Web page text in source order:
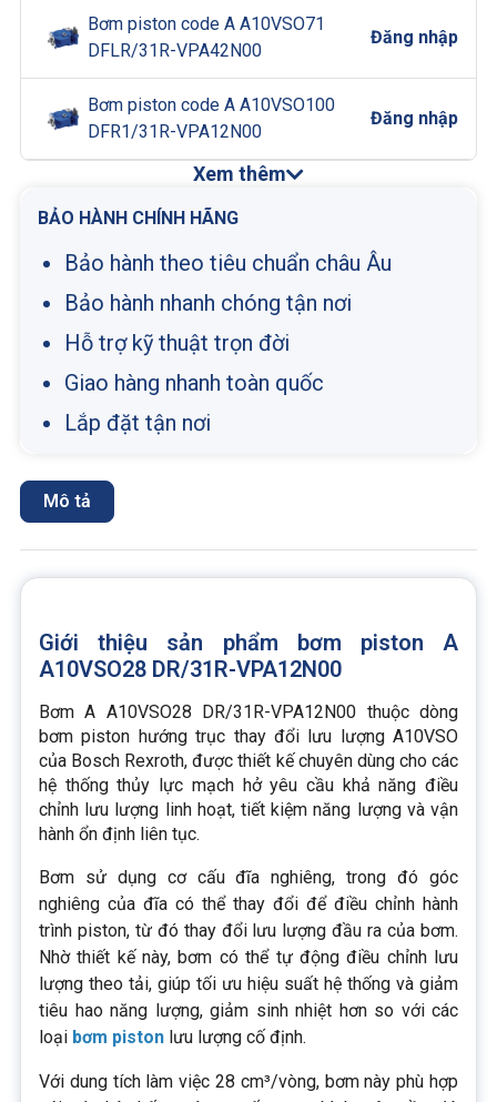
Bơm piston code A A10VSO71
DFLR/31R-VPA42N00
Đăng nhập
Bơm piston code A A10VSO100
DFR1/31R-VPA12N00
Đăng nhập
Xem thêm
BẢO HÀNH CHÍNH HÃNG
Bảo hành theo tiêu chuẩn châu Âu
Bảo hành nhanh chóng tận nơi
Hỗ trợ kỹ thuật trọn đời
Giao hàng nhanh toàn quốc
Lắp đặt tận nơi
Mô tả
Giới thiệu sản phẩm bơm piston A
A10VSO28 DR/31R-VPA12N00
Bơm A A10VSO28 DR/31R-VPA12N00 thuộc dòng
bơm piston hướng trục thay đổi lưu lượng A10VSO
của Bosch Rexroth, được thiết kế chuyên dùng cho các
hệ thống thủy lực mạch hở yêu cầu khả năng điều
chỉnh lưu lượng linh hoạt, tiết kiệm năng lượng và vận
hành ổn định liên tục.
Bơm sử dụng cơ cấu đĩa nghiêng, trong đó góc
nghiêng của đĩa có thể thay đổi để điều chỉnh hành
trình piston, từ đó thay đổi lưu lượng đầu ra của bơm.
Nhờ thiết kế này, bơm có thể tự động điều chỉnh lưu
lượng theo tải, giúp tối ưu hiệu suất hệ thống và giảm
tiêu hao năng lượng, giảm sinh nhiệt hơn so với các
loại bơm piston lưu lượng cố định.
Với dung tích làm việc 28 cm³/vòng, bơm này phù hợp